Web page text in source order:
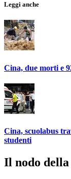
Leggi anche
Cina, due morti e
Cina, scuolabus
studenti
Il nodo